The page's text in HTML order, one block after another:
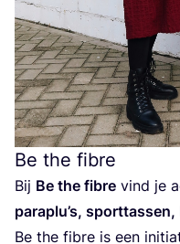
Be the fibre
Bij Be the fib­re vind je
paraplu’s,
Be the fib­re is een